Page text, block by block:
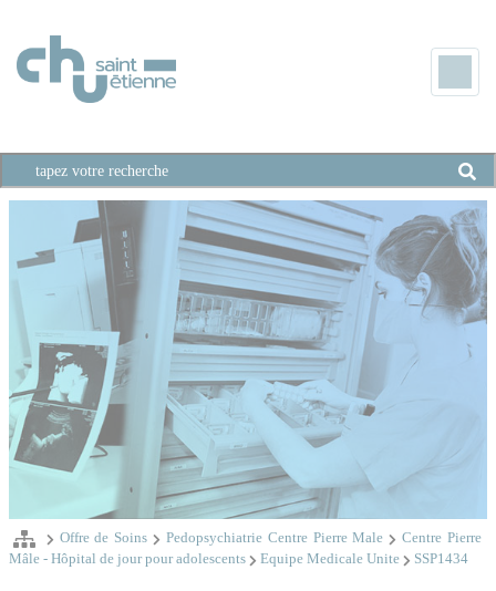
Offre de Soins Pedopsychiatrie Centre Pierre Male
Centre Pierre
Mâle - Hôpital de jour pour adolescents
Equipe Medicale Unite SSP1434